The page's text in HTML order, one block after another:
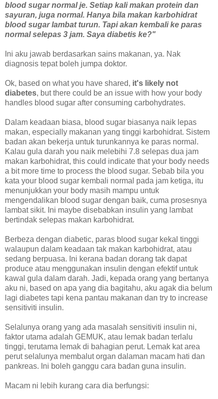
blood sugar normal je. Setiap kali makan protein dan
sayuran, juga normal. Hanya bila makan karbohidrat
blood sugar lambat turun. Tapi akan kembali ke paras
normal selepas 3 jam. Saya diabetis ke?"
Ini aku jawab berdasarkan sains makanan, ya. Nak
diagnosis tepat boleh jumpa doktor.
Ok, based on what you have shared, it's likely not
diabetes, but there could be an issue with how your body
handles blood sugar after consuming carbohydrates.
Dalam keadaan biasa, blood sugar biasanya naik lepas
makan, especially makanan yang tinggi karbohidrat. Sistem
badan akan bekerja untuk turunkannya ke paras normal.
Kalau gula darah you naik melebihi 7.8 selepas dua jam
makan karbohidrat, this could indicate that your body needs
a bit more time to process the blood sugar. Sebab bila you
kata your blood sugar kembali normal pada jam ketiga, itu
menunjukkan your body masih mampu untuk
mengendalikan blood sugar dengan baik, cuma prosesnya
lambat sikit. Ini maybe disebabkan insulin yang lambat
bertindak selepas makan karbohidrat.
Berbeza dengan diabetic, paras blood sugar kekal tinggi
walaupun dalam keadaan tak makan karbohidrat, atau
sedang berpuasa. Ini kerana badan dorang tak dapat
produce atau menggunakan insulin dengan efektif untuk
kawal gula dalam darah. Jadi, kepada orang yang bertanya
aku ni, based on apa yang dia bagitahu, aku agak dia belum
lagi diabetes tapi kena pantau makanan dan try to increase
sensitiviti insulin.
Selalunya orang yang ada masalah sensitiviti insulin ni,
faktor utama adalah GEMUK, atau lemak badan terlalu
tinggi, terutama lemak di bahagian perut. Lemak kat area
perut selalunya membalut organ dalaman macam hati dan
pankreas. Ini boleh ganggu cara badan guna insulin.
Macam ni lebih kurang cara dia berfungsi: